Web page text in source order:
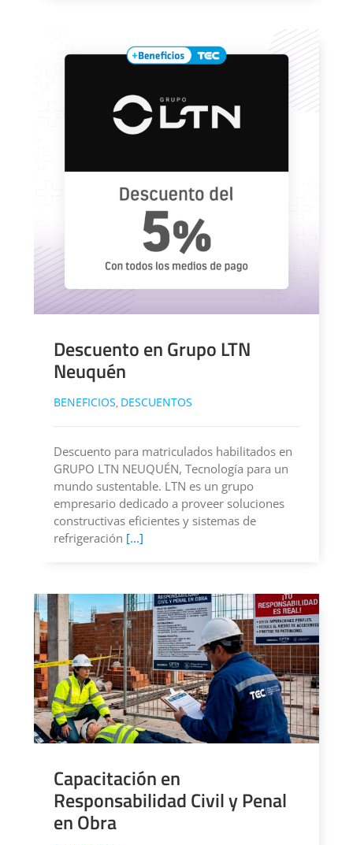
Descuento en Grupo LTN
Neuquén
BENEFICIOS, DESCUENTOS
Descuento para matriculados habilitados en
GRUPO LTN NEUQUÉN, Tecnología para un
mundo sustentable. LTN es un grupo
empresario dedicado a proveer soluciones
constructivas eficientes y sistemas de
refrigeración [...]
Capacitación en
Responsabilidad Civil y Penal
en Obra